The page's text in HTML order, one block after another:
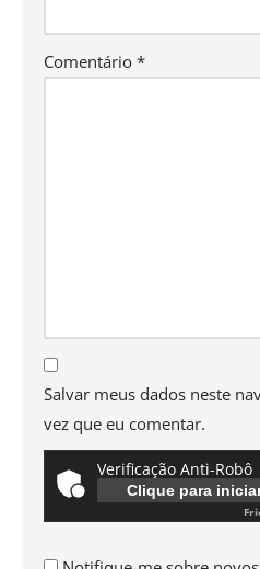
Comentário *
Salvar meus dados neste
vez que eu comentar.
Verificação Anti-Robô
Clique para